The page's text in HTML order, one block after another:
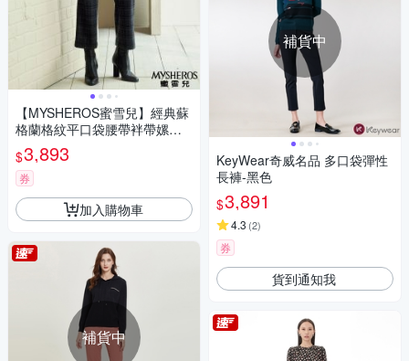
【MYSHEROS蜜雪兒】經典蘇
格蘭格紋平口袋腰帶袢帶嫘縈
混紡微喇叭寬褲-鐵灰
$3,893
券
加入購物車
補貨中
補貨中
KeyWear奇威名品 多口袋彈性
長褲-黑色
$3,891
4.3 (2)
券
貨到通知我